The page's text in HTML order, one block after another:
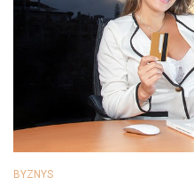
BYZNYS